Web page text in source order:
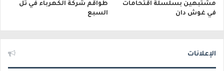
مشتبهين بسلسلة اقتحامات
في غوش دان
طواقم شركة الكهرباء في تل
السبع
الإعلانات